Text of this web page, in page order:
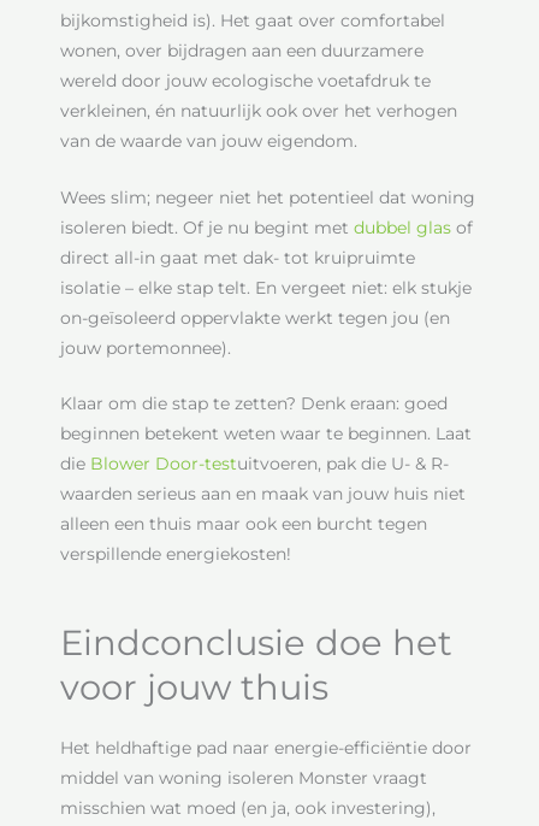
bijkomstigheid is). Het gaat over comfortabel
wonen, over bijdragen aan een duurzamere
wereld door jouw ecologische voetafdruk te
verkleinen, én natuurlijk ook over het verhogen
van de waarde van jouw eigendom.
Wees slim; negeer niet het potentieel dat woning
isoleren biedt. Of je nu begint met dubbel glas of
direct all-in gaat met dak- tot kruipruimte
isolatie – elke stap telt. En vergeet niet: elk stukje
on-geïsoleerd oppervlakte werkt tegen jou (en
jouw portemonnee).
Klaar om die stap te zetten? Denk eraan: goed
beginnen betekent weten waar te beginnen. Laat
die Blower Door-testuitvoeren, pak die U- & R-
waarden serieus aan en maak van jouw huis niet
alleen een thuis maar ook een burcht tegen
verspillende energiekosten!
Eindconclusie doe het
voor jouw thuis
Het heldhaftige pad naar energie-efficiëntie door
middel van woning isoleren Monster vraagt
misschien wat moed (en ja, ook investering),